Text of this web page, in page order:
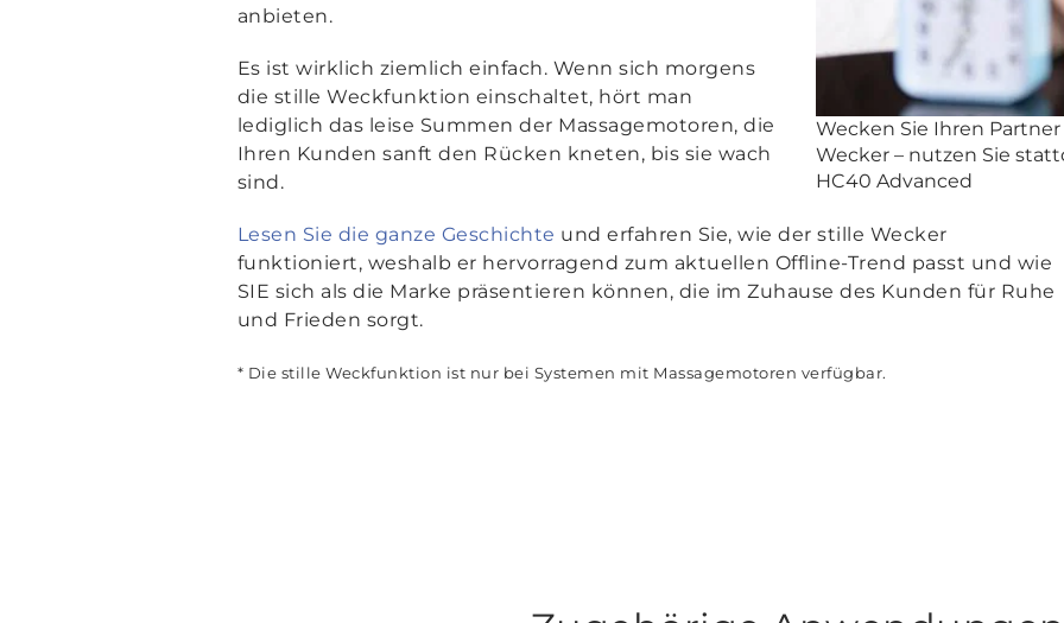
anbieten.
Es ist wirklich ziemlich einfach. Wenn sich morgens
die stille Weckfunktion einschaltet, hört man
lediglich das leise Summen der Massagemotoren, die
Ihren Kunden sanft den Rücken kneten, bis sie wach
sind.
Wecken Sie Ihren
Wecker – nutzen Sie
HC40 Advanced
Lesen Sie die ganze Geschichte und erfahren Sie, wie der stille Wecker
funktioniert, weshalb er hervorragend zum aktuellen Offline-Trend passt und wie
SIE sich als die Marke präsentieren können, die im Zuhause des Kunden für Ruhe
und Frieden sorgt.
* Die stille Weckfunktion ist nur bei Systemen mit Massagemotoren verfügbar.